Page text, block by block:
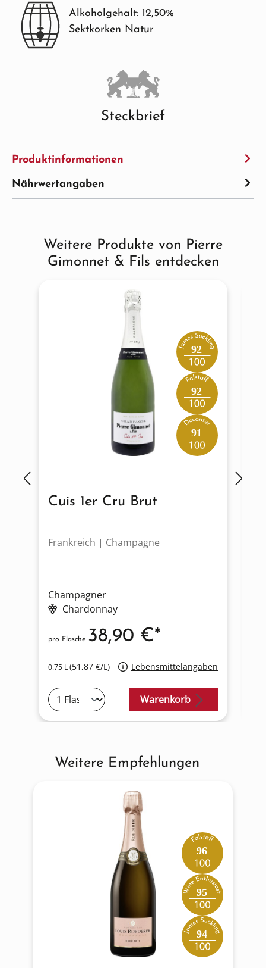
Alkoholgehalt: 12,50%
Sektkorken Natur
Steckbrief
Produktinformationen
Nährwertangaben
Produktgalerie überspringen
Weitere Produkte von Pierre
Gimonnet & Fils entdecken
92
92
91
Cuis 1er Cru Brut
Frankreich | Champagne
Champagner
Chardonnay
0.75 L(51,87 €/L) Lebensmittelangaben
pro Flasche 38,90 €*
Warenkorb
Produktgalerie überspringen
Weitere Empfehlungen
96
95
94